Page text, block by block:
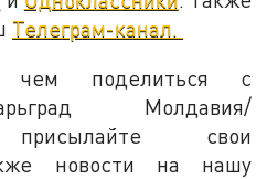
Телеграм-канал.
поделиться с
Молдавия/
присылайте свои
новости на нашу